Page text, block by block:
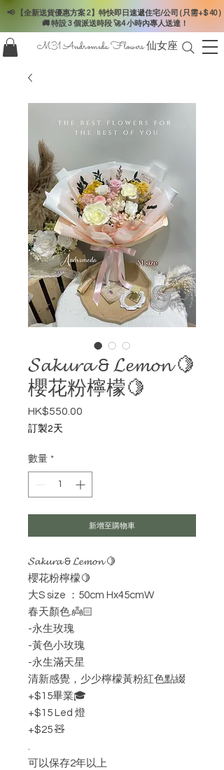
📢 【全新送貨優惠方案 2】特快即日速遞住宅/公司 ( 只需+$ 40 )
🚚 特設 3 個派送時段 🚀4 小時內專人送達！
M31 Andromeda Flowers 仙女座
𝓢𝓪𝓴𝓾𝓻𝓪 & 𝓛𝓮𝓶𝓸𝓷 🍋
櫻花粉檸檬🍋
HK$550.00
訂製2天
數量 *
新增至購物車
𝓢𝓪𝓴𝓾𝓻𝓪 & 𝓛𝓮𝓶𝓸𝓷 🍋
櫻花粉檸檬🍋
大S size ：50cm Hx45cmW
春天顏色.👼🏻
-永生玫瑰
-黃色小玫瑰
-永生滿天星
清新感覺，少少檸檬黃粉紅色點綴
+$15畢業🎓
+$15 Led 燈
+$25 🧸
.
可以保存2年以上